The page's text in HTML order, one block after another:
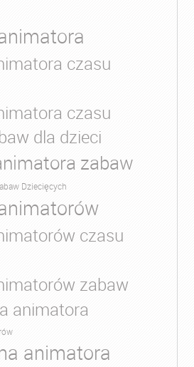
czasu
czasu
dla dzieci
zabaw
Dziecięcych
czasu
zabaw
animatora
animatora